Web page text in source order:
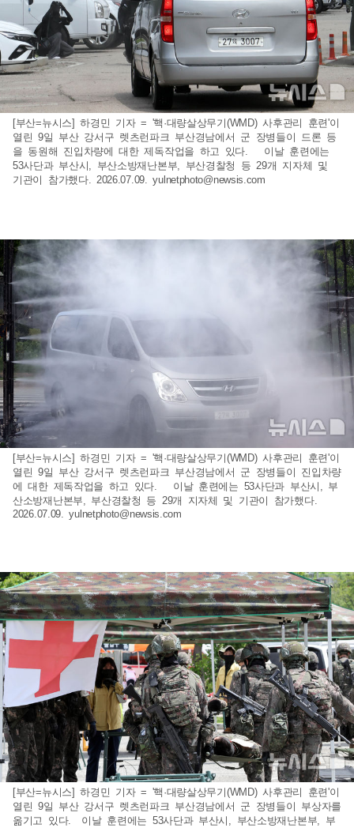
[부산=뉴시스] 하경민 기자 = '핵·대량살상무기(WMD) 사후관리 훈련'이
열린 9일 부산 강서구 렛츠런파크 부산경남에서 군 장병들이 드론 등
을 동원해 진입차량에 대한 제독작업을 하고 있다. 이날 훈련에는
53사단과 부산시, 부산소방재난본부, 부산경찰청 등 29개 지자체 및
기관이 참가했다. 2026.07.09.yulnetphoto@newsis.com
[부산=뉴시스] 하경민 기자 = '핵·대량살상무기(WMD) 사후관리 훈련'이
열린 9일 부산 강서구 렛츠런파크 부산경남에서 군 장병들이 진입차량
에 대한 제독작업을 하고 있다. 이날 훈련에는 53사단과 부산시, 부
산소방재난본부, 부산경찰청 등 29개 지자체 및 기관이 참가했다.
2026.07.09.yulnetphoto@newsis.com
[부산=뉴시스] 하경민 기자 = '핵·대량살상무기(WMD) 사후관리 훈련'이
열린 9일 부산 강서구 렛츠런파크 부산경남에서 군 장병들이 부상자를
옮기고 있다. 이날 훈련에는 53사단과 부산시, 부산소방재난본부, 부